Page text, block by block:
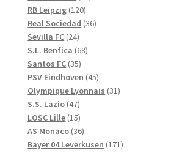
RB Leipzig 120120
produkter
Real Sociedad 3636
Sevilla FC 2424
produkter
S.L. Benfica 6868
Santos FC 3535
produkter
PSV Eindhoven 4545
produkter
Olympique Lyonnais 3131
S.S. Lazio 4747
produkter
LOSC Lille 1515
produkter
AS Monaco 3636
produkter
Bayer 04 Leverkusen 171171